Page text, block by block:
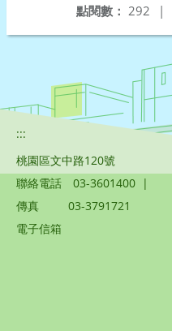
點閱數： 292 |
:::
桃園區文中路120號
聯絡電話
03-3601400 |
傳真
03-3791721
電子信箱